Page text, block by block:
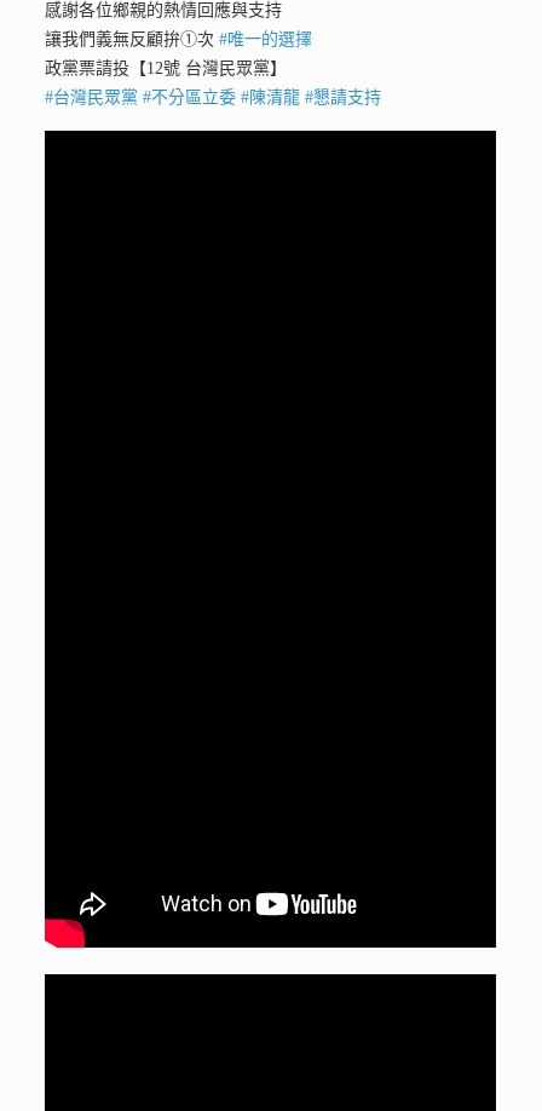
感謝各位鄉親的熱情回應與支持
讓我們義無反顧拚①次#唯一的選擇
政黨票請投【12號 台灣民眾黨】
#台灣民眾黨 #不分區立委 #陳清龍 #懇請支持